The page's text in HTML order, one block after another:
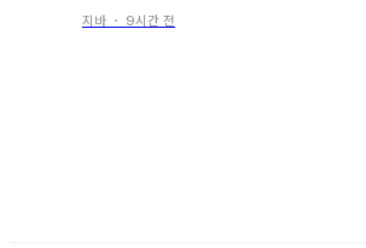
지바 ・ 9시간 전